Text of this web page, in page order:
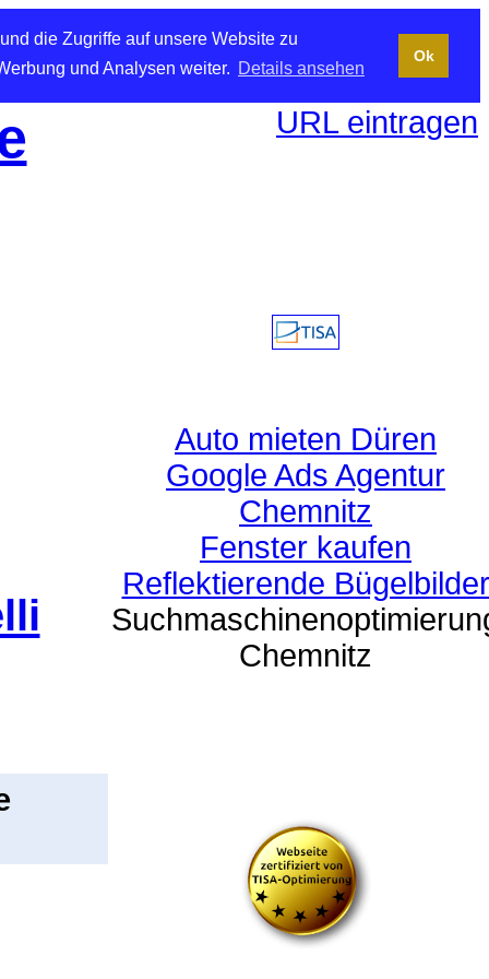
die Zugriffe auf unsere Website zu
und Analysen weiter. Details ansehen
Ok
URL eintragen
Auto mieten Düren
Google Ads Agentur
Chemnitz
Fenster kaufen
Reflektierende Bügelbilder
Chemnitz